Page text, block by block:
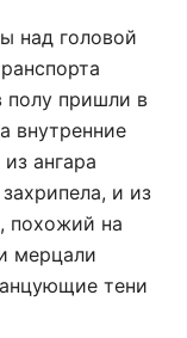
над головой
полу пришли в
внутренние
ангара
и из
похожий на
мерцали
тени